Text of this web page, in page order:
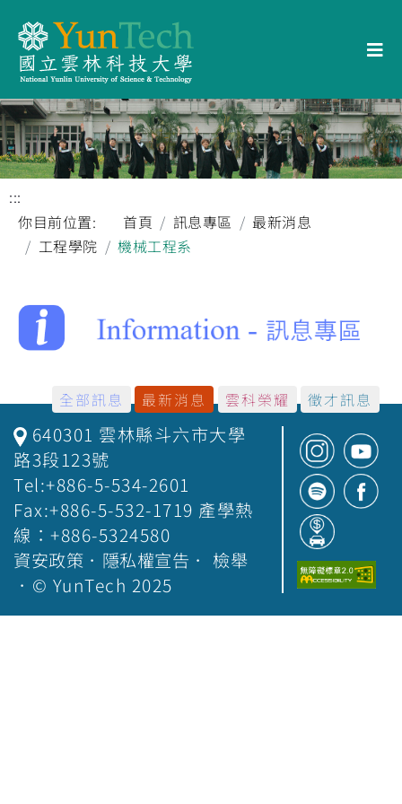
:::
你目前位置:
首頁 訊息專區
最新消息
工程學院
機械工程系
全部訊息 最新消息 雲科榮耀 徵才訊息
640301 雲林縣斗六市大學
路3段123號
Tel:+886-5-534-2601
Fax:+886-5-532-1719 產學熱
線：+886-5324580
資安政策 ． 隱私權宣告 ． 檢舉
．© YunTech 2025